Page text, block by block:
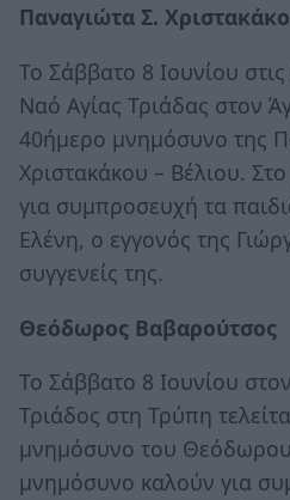
Παναγιώτα Σ.
Το Σάββατο 8 Ιουνίου
Ναό Αγίας Τριάδας στον
40ήμερο μνημόσυνο της
Χριστακάκου – Βέλιου.
για συμπροσευχή τα
Ελένη, ο εγγονός της
συγγενείς της.
Θεόδωρος Βαβαρούτσος
Το Σάββατο 8 Ιουνίου
Τριάδος στη Τρύπη
μνημόσυνο του
μνημόσυνο καλούν για